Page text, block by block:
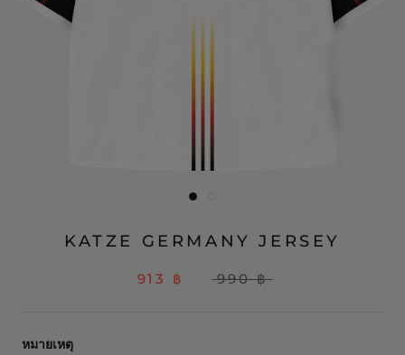
KATZE GERMANY JERSEY
913 ฿ 990 ฿
หมายเหตุ